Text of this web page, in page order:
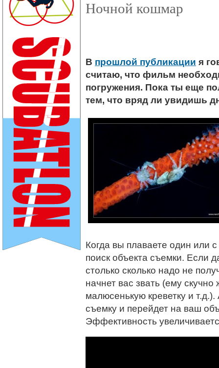
Ночной кошмар
В прошлой публикации я
считаю, что фильм
погружения. Пока ты еще
тем, что вряд ли увидишь
Когда вы плаваете один или
поиск объекта съемки. Если
столько сколько надо не
начнет вас звать (ему
малюсенькую креветку и
съемку и перейдет на ваш
Эффективность